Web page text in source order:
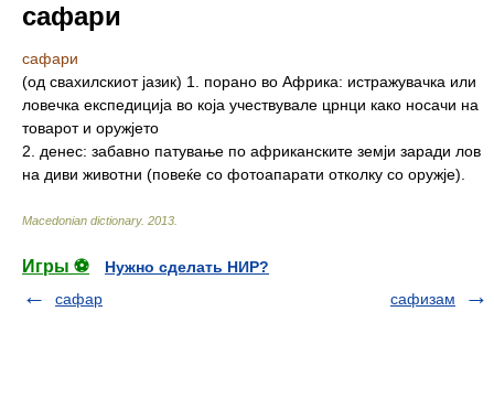
сафари
сафари
(од свахилскиот јазик) 1. порано во Африка: истражувачка или
ловечка експедиција во која учествувале црнци како носачи на
товарот и оружјето
2. денес: забавно патување по африканските земји заради лов
на диви животни (повеќе со фотоапарати отколку со оружје).
Macedonian dictionary. 2013
Игры ⚽
Нужно сделать НИР?
сафар
сафизам